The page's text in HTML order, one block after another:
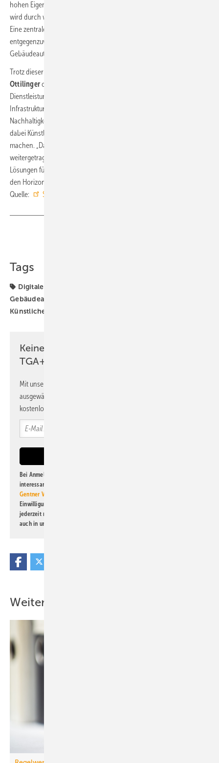
hohen Eigenfinanzierungsgrad zu. Das Engagement für Nachhaltigkeit
wird durch wiederholte EcoVadis Gold-Auszeichnungen bestätigt.
Eine zentrale Herausforderung ist der Fachkräftemangel. Um dem
entgegenzuwirken, hat Sauter 2016 den Studiengang Master
Gebäudeautomation mitgegründet.
Trotz dieser Herausforderung blickt
Ottilingeroptimistisch in die Zukunft: „Die Sauter Technologien und
Dienstleistungen werden gebraucht, auch in Gebäuden der kritischen
Infrastruktur.“ Der Hersteller will weiterhin Lebensräume schaffen, die
Nachhaltigkeit, Kosteneffizienz und Komfort intelligent verbinden, und
dabei Künstliche Intelligenz nutzen, um Gebäude noch intelligenter zu
machen. „Das Sauter Team hat den Pioniergeist seit 1925
weitergetragen und vervielfacht. Wir entwickeln mehr denn je
Lösungen für die Zukunft unserer Welt, die den Komfort steigern und
den Horizont der Möglichkeiten erweitern“, so Ottilinger. ■
Quelle:
Sauter Deutschland
Tags
Digitaler Zwilling
Gebäudeautomation
Künstliche Intelligenz
Keine Zeit? Kein Problem mit dem
TGA+E Newsletter!
Mit unserem Newsletter erhalten Sie regelmäßig von uns
ausgewählte Informationen und Neuigkeiten, gebündelt und
kostenlos direkt ins Postfach.
Bei Anmeldung zu diesem Newsletter bin ich damit einverstanden, über
interessante Verlags- und Online-Angebote
Gentner Verlag GmbH & Co. KG
Einwilligung kann ich jederzeit widerrufen und eine Abmeldung ist
jederzeit möglich. Informationen zum Umgang mit Daten finden Sie
auch in unserer
Weitere Inhalte